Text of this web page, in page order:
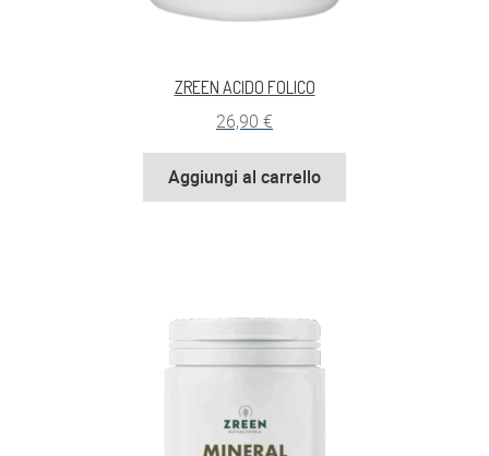
ZREEN ACIDO FOLICO
26,90 €
Aggiungi al carrello